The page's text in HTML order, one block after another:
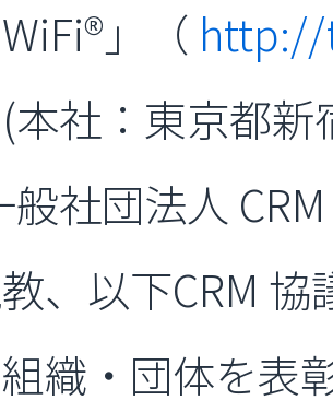
」（
社：東京都
社団法人
、以下CRM
織・団体を表